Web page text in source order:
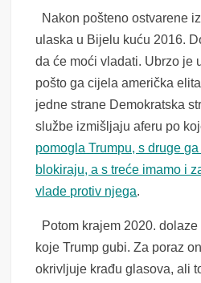
Nakon pošteno ostvarene
ulaska u Bijelu kuću 2016.
da će moći vladati. Ubrzo je
pošto ga cijela američka
jedne strane Demokratska
službe izmišljaju aferu po
pomogla Trumpu, s druge
blokiraju, a s treće imamo i
vlade protiv njega.
Potom krajem 2020.
koje Trump gubi. Za poraz
okrivljuje krađu glasova, ali